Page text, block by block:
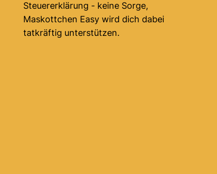
Steuererklärung - keine Sorge,
Maskottchen Easy wird dich dabei
tatkräftig unterstützen.